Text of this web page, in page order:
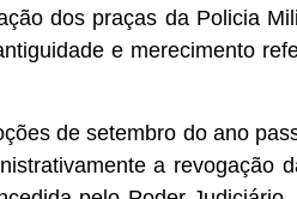
dos praças da Policia
e merecimento
de setembro do ano
a